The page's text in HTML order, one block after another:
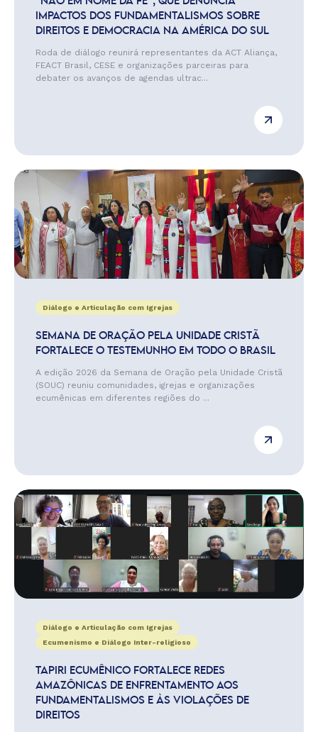
IMPACTOS DOS FUNDAMENTALISMOS SOBRE
DIREITOS E DEMOCRACIA NA AMÉRICA DO SUL
Roda de diálogo reunirá representantes da ACT Aliança,
FEACT Brasil, CESE e organizações parceiras para
debater os avanços de agendas ultrac...
Diálogo e Articulação com Igrejas
SEMANA DE ORAÇÃO PELA UNIDADE CRISTÃ
FORTALECE O TESTEMUNHO EM TODO O BRASIL
A edição 2026 da Semana de Oração pela Unidade Cristã
(SOUC) reuniu comunidades, igrejas e organizações
ecumênicas em diferentes regiões do ...
Diálogo e Articulação com Igrejas
Ecumenismo e Diálogo Inter-religioso
TAPIRI ECUMÊNICO FORTALECE REDES
AMAZÔNICAS DE ENFRENTAMENTO AOS
FUNDAMENTALISMOS E ÀS VIOLAÇÕES DE
DIREITOS